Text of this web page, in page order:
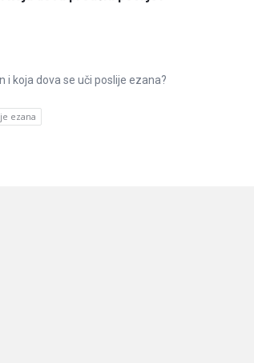
i koja dova se uči poslije ezana?
ezana